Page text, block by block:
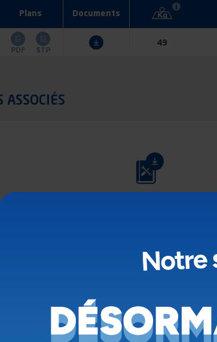
Plans Documents
PDF STP
49
ASSOCIÉS
que le règlement 2015/208 ?